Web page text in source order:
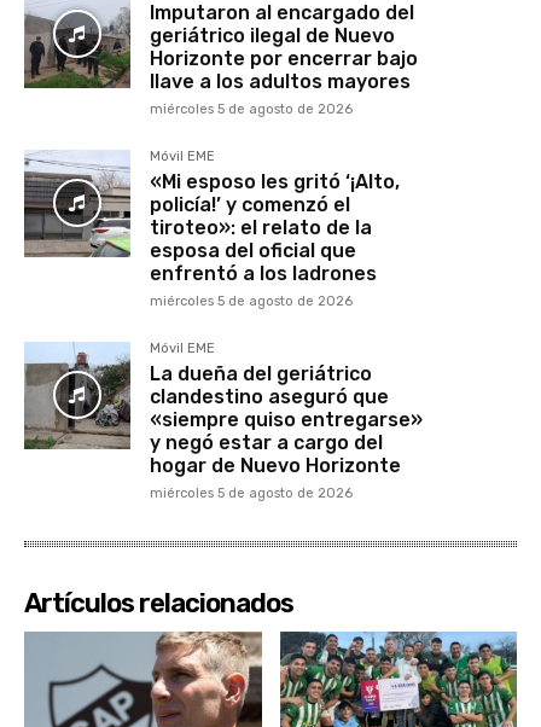
Imputaron al encargado del
geriátrico ilegal de Nuevo
Horizonte por encerrar bajo
llave a los adultos mayores
miércoles 5 de agosto de 2026
Móvil EME
«Mi esposo les gritó ‘¡Alto,
policía!’ y comenzó el
tiroteo»: el relato de la
esposa del oficial que
enfrentó a los ladrones
miércoles 5 de agosto de 2026
Móvil EME
La dueña del geriátrico
clandestino aseguró que
«siempre quiso entregarse»
y negó estar a cargo del
hogar de Nuevo Horizonte
miércoles 5 de agosto de 2026
Artículos relacionados